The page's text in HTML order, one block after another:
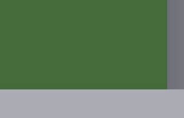
получения
специалиста по оказываемым
только совершеннолетним